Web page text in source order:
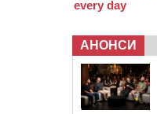
АНОНСИ